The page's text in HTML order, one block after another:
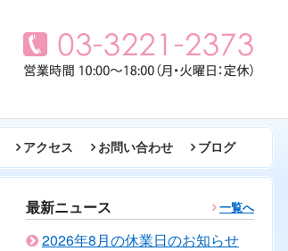
アクセス お問い合わせ ブログ
最新ニュース 一覧へ
2026年8月の休業日のお知らせ